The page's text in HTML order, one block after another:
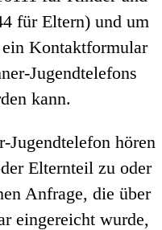
für Eltern) und um
Kontaktformular
Jugendtelefons
kann.
Jugendtelefon hören
Elternteil zu oder
Anfrage, die über
eingereicht wurde,